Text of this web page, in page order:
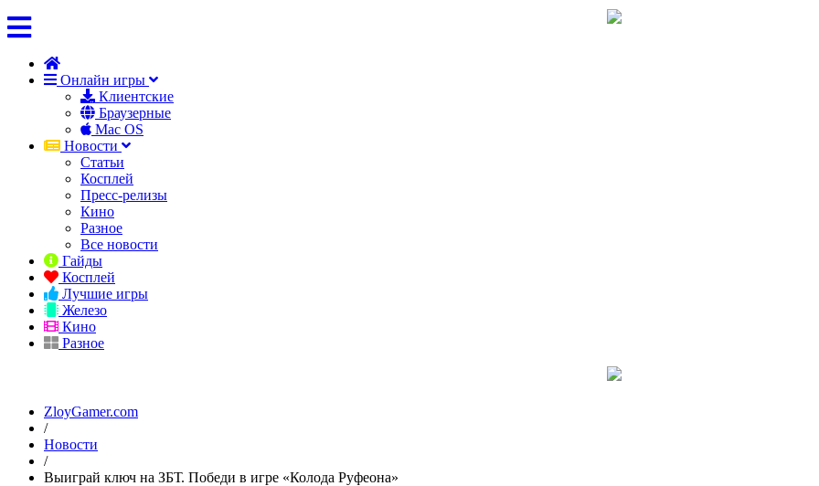
Онлайн игры
Клиентские
Браузерные
Mac OS
Новости
Статьи
Косплей
Пресс-релизы
Кино
Разное
Все новости
Гайды
Косплей
Лучшие игры
Железо
Кино
Разное
ZloyGamer.com
/
Новости
/
Выиграй ключ на ЗБТ. Победи в игре «Колода Руфеона»